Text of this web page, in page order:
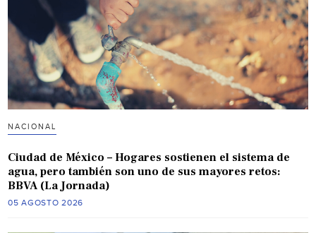
NACIONAL
Ciudad de México – Hogares sostienen el sistema de
agua, pero también son uno de sus mayores retos:
BBVA (La Jornada)
05 AGOSTO 2026